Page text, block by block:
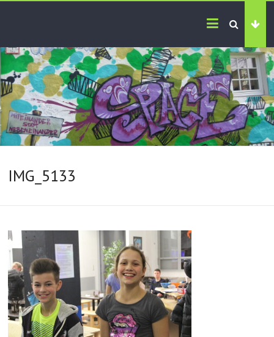
IMG_5133